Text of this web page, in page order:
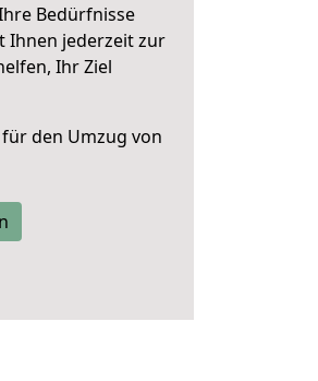
Bedürfnisse
Ihnen jederzeit zur
Ihr Ziel
den Umzug von